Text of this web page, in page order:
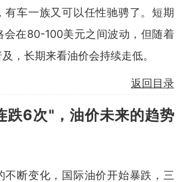
有车一族又可以任性驰骋了。短期
会在80-100美元之间波动，但随着
，长期来看油价会持续走低。
返回目录
跌6次"，油价未来的趋势
不断变化，国际油价开始暴跌，三